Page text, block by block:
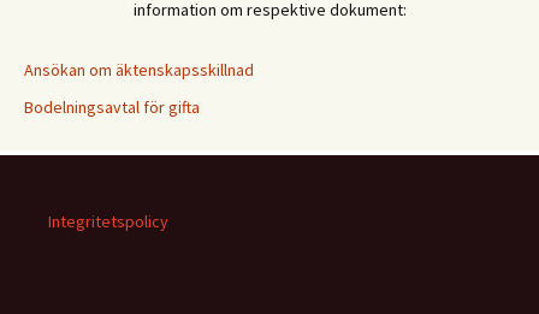
information om respektive dokument:
Ansökan om äktenskapsskillnad
Bodelningsavtal för gifta
Integritetspolicy